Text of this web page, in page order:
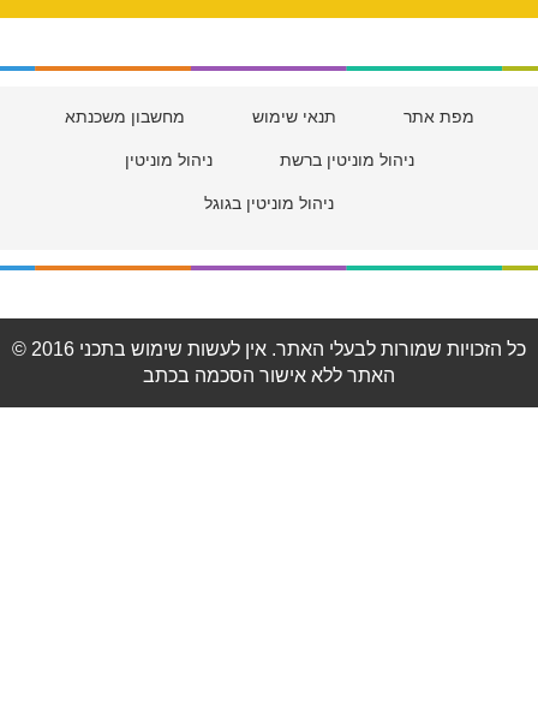
מפת אתר תנאי שימוש מחשבון משכנתא
ניהול מוניטין ברשת ניהול מוניטין
ניהול מוניטין בגוגל
© 2016 כל הזכויות שמורות לבעלי האתר. אין לעשות שימוש בתכני
האתר ללא אישור הסכמה בכתב